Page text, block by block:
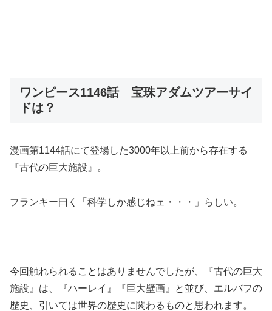
ワンピース1146話 宝珠アダムツアーサイ
ドは？
漫画第1144話にて登場した3000年以上前から存在する
『古代の巨大施設』。
フランキー曰く「科学しか感じねェ・・・」らしい。
今回触れられることはありませんでしたが、『古代の巨大
施設』は、『ハーレイ』『巨大壁画』と並び、エルバフの
歴史、引いては世界の歴史に関わるものと思われます。